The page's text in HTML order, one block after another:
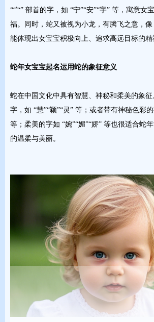
“宀” 部首的字，如 “宁”“安”“宇” 等，寓意女
福。同时，蛇又被视为小龙，有腾飞之意，像
能体现出女宝宝积极向上、追求高远目标的精
蛇年女宝宝起名运用蛇的象征意义
蛇在中国文化中具有智慧、神秘和柔美的象
字，如 “慧”“颖”“灵” 等；或者带有神秘色彩
等；柔美的字如 “婉”“媚”“娇” 等也很适合蛇
的温柔与美丽。